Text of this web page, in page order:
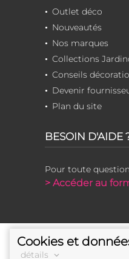
Outlet déco
Nouveautés
Nos marques
Collections
Conseils
Devenir
Plan du site
BESOIN D'AIDE
Pour toute
> Accéder au
Cookies et
détails